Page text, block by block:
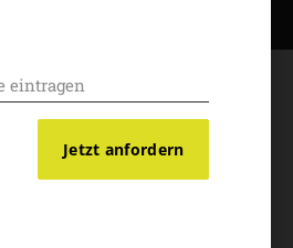
Jetzt anfordern